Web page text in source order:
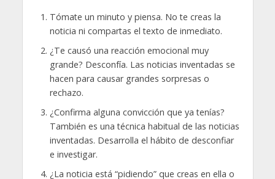
Tómate un minuto y piensa. No te creas la
noticia ni compartas el texto de inmediato.
¿Te causó una reacción emocional muy
grande? Desconfía. Las noticias inventadas se
hacen para causar grandes sorpresas o
rechazo.
¿Confirma alguna convicción que ya tenías?
También es una técnica habitual de las noticias
inventadas. Desarrolla el hábito de desconfiar
e investigar.
¿La noticia está “pidiendo” que creas en ella o